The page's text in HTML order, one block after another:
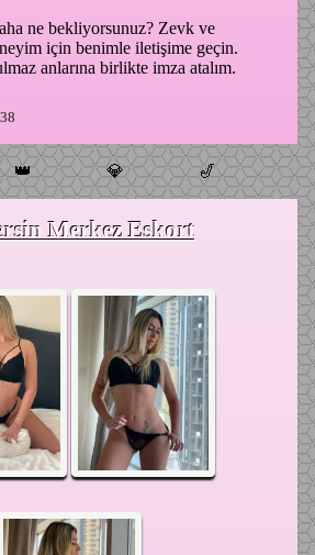
ne bekliyorsunuz? Zevk ve
için benimle iletişime geçin.
anlarına birlikte imza atalım.
👑 💎 🎷
Merkez Eskort